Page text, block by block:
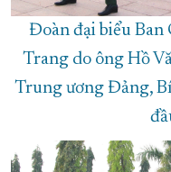
Đoàn đại biểu Ban
Trang do ông Hồ
Trung ương Đảng,